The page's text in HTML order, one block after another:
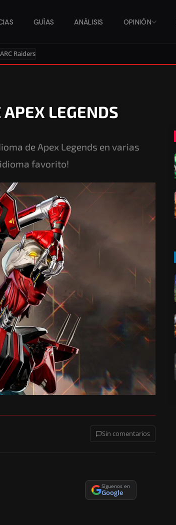
GUÍAS ANÁLISIS OPINIÓN
ARC Raiders
LEGENDS
de Apex Legends en varias
favorito!
Sin comentarios
Síguenos en
Google